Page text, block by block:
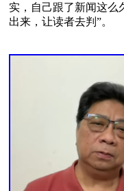
实，自己跟了新闻这么
出来，让读者去判”。